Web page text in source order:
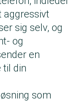
aggressivt
sig selv, og
og
en
til din
som